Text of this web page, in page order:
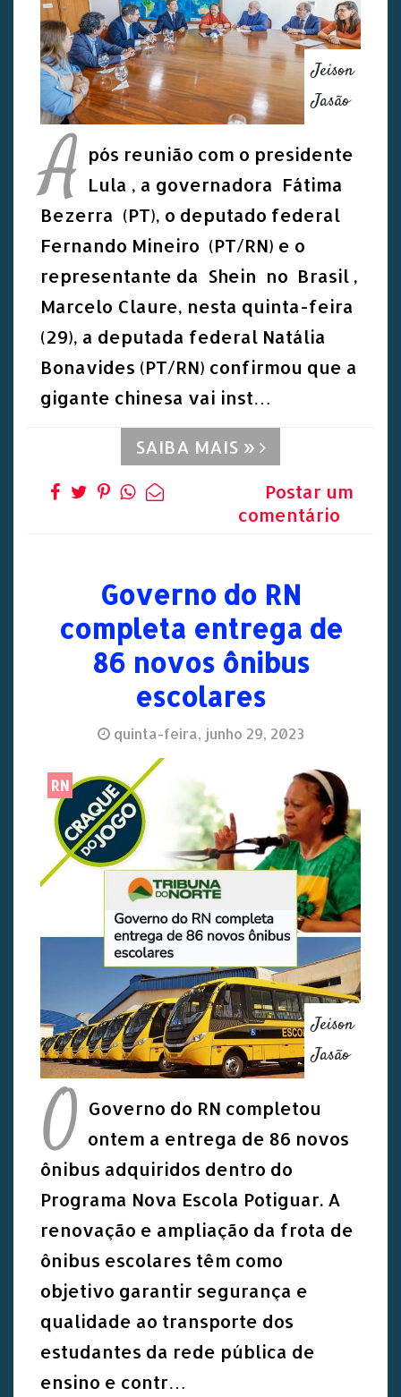
Jeison
Jasão
A pós reunião com o presidente
Lula , a governadora Fátima
Bezerra (PT), o deputado federal
Fernando Mineiro (PT/RN) e o
representante da Shein no Brasil ,
Marcelo Claure, nesta quinta-feira
(29), a deputada federal Natália
Bonavides (PT/RN) confirmou que a
gigante chinesa vai inst…
SAIBA MAIS »
Postar um
comentário
Governo do RN
completa entrega de
86 novos ônibus
escolares
quinta-feira, junho 29, 2023
RN
Jeison
Jasão
O Governo do RN completou
ontem a entrega de 86 novos
ônibus adquiridos dentro do
Programa Nova Escola Potiguar. A
renovação e ampliação da frota de
ônibus escolares têm como
objetivo garantir segurança e
qualidade ao transporte dos
estudantes da rede pública de
ensino e contr…